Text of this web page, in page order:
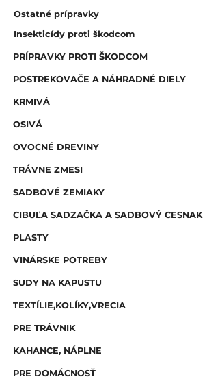
Ostatné prípravky
Insekticídy proti škodcom
PRÍPRAVKY PROTI ŠKODCOM
POSTREKOVAČE A NÁHRADNÉ DIELY
KRMIVÁ
OSIVÁ
OVOCNÉ DREVINY
TRÁVNE ZMESI
SADBOVÉ ZEMIAKY
CIBUĽA SADZAČKA A SADBOVÝ CESNAK
PLASTY
VINÁRSKE POTREBY
SUDY NA KAPUSTU
TEXTÍLIE,KOLÍKY,VRECIA
PRE TRÁVNIK
KAHANCE, NÁPLNE
PRE DOMÁCNOSŤ